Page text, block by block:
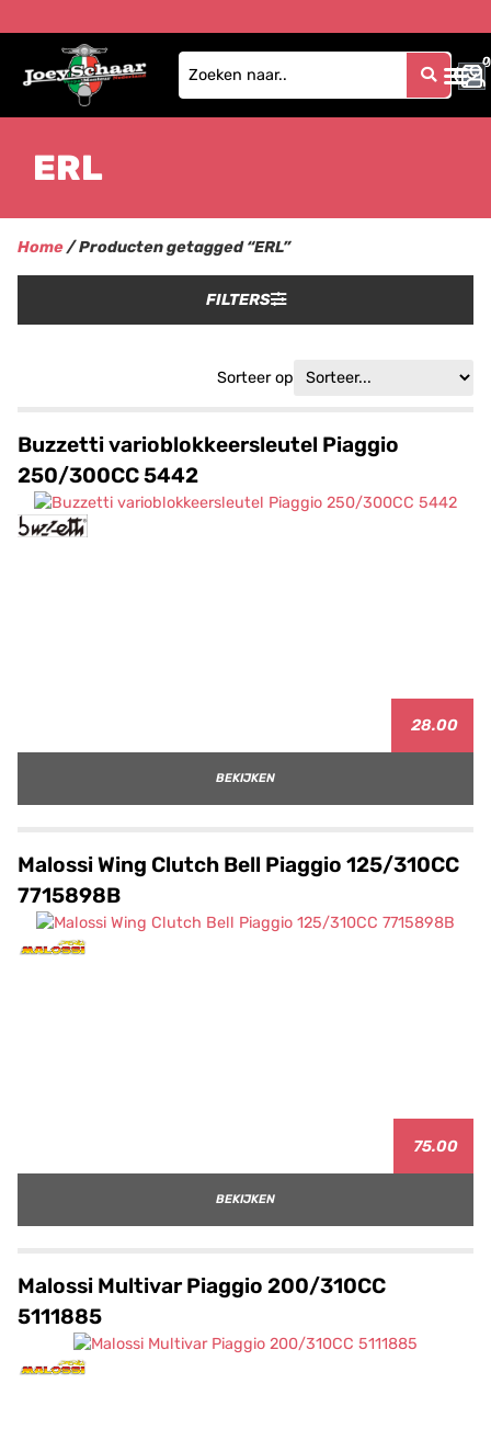
0
0
ERL
Home/ Producten getagged “ERL”
FILTERS
Sorteer op
Buzzetti varioblokkeersleutel Piaggio
250/300CC 5442
28.00
BEKIJKEN
Malossi Wing Clutch Bell Piaggio 125/310CC
7715898B
75.00
BEKIJKEN
Malossi Multivar Piaggio 200/310CC
5111885